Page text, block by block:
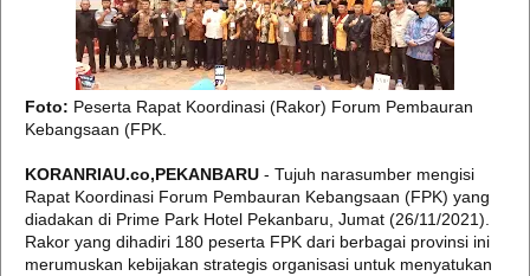
Foto: Peserta Rapat Koordinasi (Rakor) Forum Pembauran
Kebangsaan (FPK.
KORANRIAU.co,PEKANBARU - Tujuh narasumber mengisi
Rapat Koordinasi Forum Pembauran Kebangsaan (FPK) yang
diadakan di Prime Park Hotel Pekanbaru, Jumat (26/11/2021).
Rakor yang dihadiri 180 peserta FPK dari berbagai provinsi ini
merumuskan kebijakan strategis organisasi untuk menyatukan